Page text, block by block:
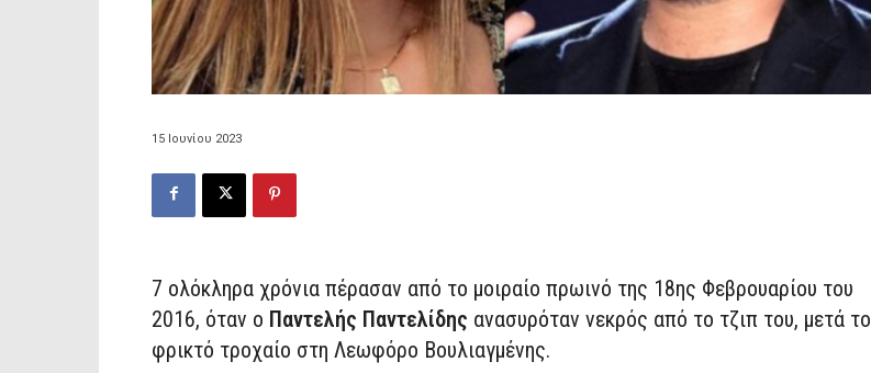
15 Ιουνίου 2023
7 ολόκληρα χρόνια πέρασαν από το μοιραίο πρωινό της 18ης Φεβρουαρίου του
2016, όταν ο Παντελής Παντελίδης ανασυρόταν νεκρός από το τζιπ του, μετά το
φρικτό τροχαίο στη Λεωφόρο Βουλιαγμένης.